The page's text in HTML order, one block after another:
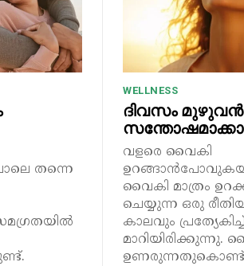
തന്നെ
WELLNESS
ദിവസം മുഴുവൻ
വളരെ വൈകി
വൈകി മാത്രം
ചെയ്യുന്ന ഒരു
കാലവും
മാറിയിരിക്കുന്നു.
ഉണരുന്നതുകൊണ്ട്